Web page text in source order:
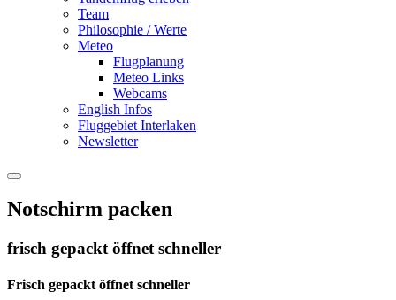
Team
Philosophie / Werte
Meteo
Flugplanung
Meteo Links
Webcams
English Infos
Fluggebiet Interlaken
Newsletter
Notschirm packen
frisch gepackt öffnet schneller
Frisch gepackt öffnet schneller